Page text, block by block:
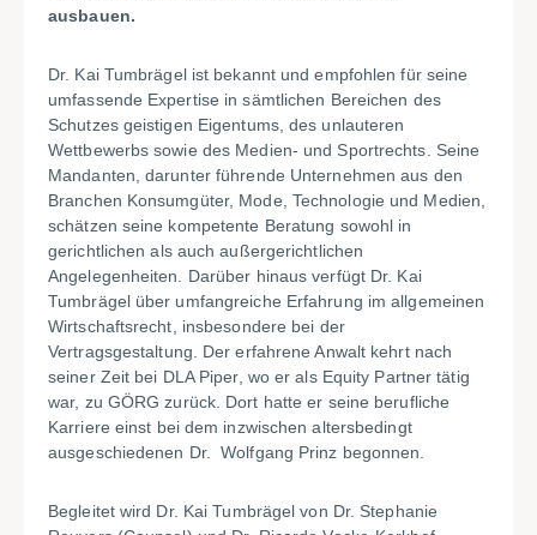
ausbauen.
Dr. Kai Tumbrägel ist bekannt und empfohlen für seine
umfassende Expertise in sämtlichen Bereichen des
Schutzes geistigen Eigentums, des unlauteren
Wettbewerbs sowie des Medien- und Sportrechts. Seine
Mandanten, darunter führende Unternehmen aus den
Branchen Konsumgüter, Mode, Technologie und Medien,
schätzen seine kompetente Beratung sowohl in
gerichtlichen als auch außergerichtlichen
Angelegenheiten. Darüber hinaus verfügt Dr. Kai
Tumbrägel über umfangreiche Erfahrung im allgemeinen
Wirtschaftsrecht, insbesondere bei der
Vertragsgestaltung. Der erfahrene Anwalt kehrt nach
seiner Zeit bei DLA Piper, wo er als Equity Partner tätig
war, zu GÖRG zurück. Dort hatte er seine berufliche
Karriere einst bei dem inzwischen altersbedingt
ausgeschiedenen Dr. Wolfgang Prinz begonnen.
Begleitet wird Dr. Kai Tumbrägel von Dr. Stephanie